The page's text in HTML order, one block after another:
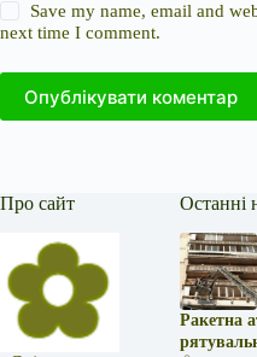
Save my name, email and
next time I comment.
Опублікувати коментар
Про сайт Останні
Ракетна